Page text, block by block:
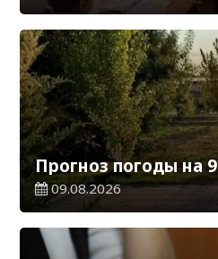
Прогноз погоды на 9
09.08.2026